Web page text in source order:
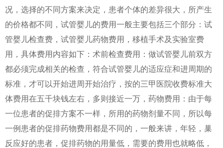
况，选择的不同方案来决定，患者个体的差异很大，所产生
的价格都不同，试管婴儿的费用一般主要包括三个部分：试
管婴儿检查费，试管婴儿药物费用，移植手术及实验室费
用，具体费用内容如下：术前检查费用：做试管婴儿前双方
都必须完成相关的检查，符合试管婴儿的适应症和进周期的
标准，才可以开始进周开始治疗，按的三甲医院收费标准大
体费用在五千块钱左右，多则接近一万，药物费用：由于每
一位患者的促排方案不一样，所用的药物剂量不同，所以每
一例患者的促排药物费用都是不同的，一般来讲，年轻，巢
反应好的患者，促排药物的用量低，需要的费用也就略低，